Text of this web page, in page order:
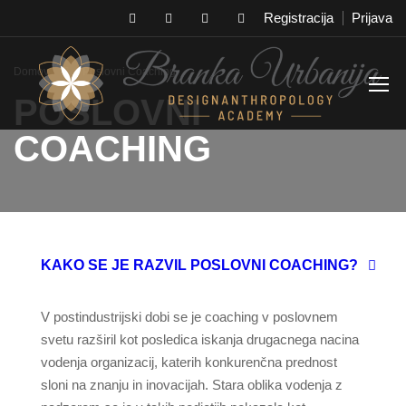
Registracija Prijava
Domov Poslovni Coaching
POSLOVNI
COACHING
KAKO SE JE RAZVIL POSLOVNI COACHING?
V postindustrijski dobi se je coaching v poslovnem
svetu razširil kot posledica iskanja drugacnega nacina
vodenja organizacij, katerih konkurenčna prednost
sloni na znanju in inovacijah. Stara oblika vodenja z